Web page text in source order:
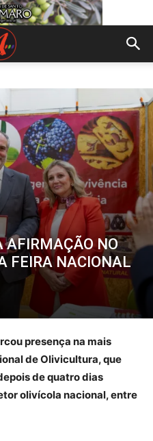
AFIRMAÇÃO NO
FEIRA NACIONAL
presença na mais
de Olivicultura, que
de quatro dias
olivícola nacional, entre